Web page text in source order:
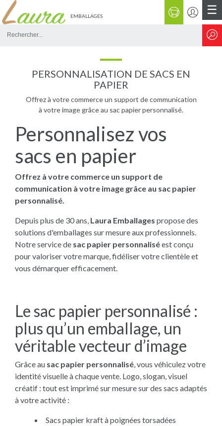
☰
EMBALLAGES
PERSONNALISATION DE SACS EN
PAPIER
Offrez à votre commerce un support de communication
à votre image grâce au sac papier personnalisé.
Personnalisez vos
sacs en papier
Offrez à votre commerce un support de
communication à votre image grâce au sac papier
personnalisé.
Depuis plus de 30 ans, Laura Emballages propose des
solutions d'emballages sur mesure aux professionnels.
Notre service de sac papier personnaliséest conçu
pour valoriser votre marque, fidéliser votre clientèle et
vous démarquer efficacement.
Le sac papier personnalisé :
plus qu’un emballage, un
véritable vecteur d’image
Grâce au sac papier personnalisé , vous véhiculez votre
identité visuelle à chaque vente. Logo, slogan, visuel
créatif : tout est imprimé sur mesure sur des sacs adaptés
à votre activité :
Sacs papier kraft à poignées torsadées